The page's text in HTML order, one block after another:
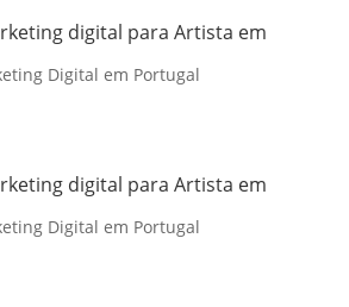
digital para Artista em
Digital em Portugal
digital para Artista em
Digital em Portugal